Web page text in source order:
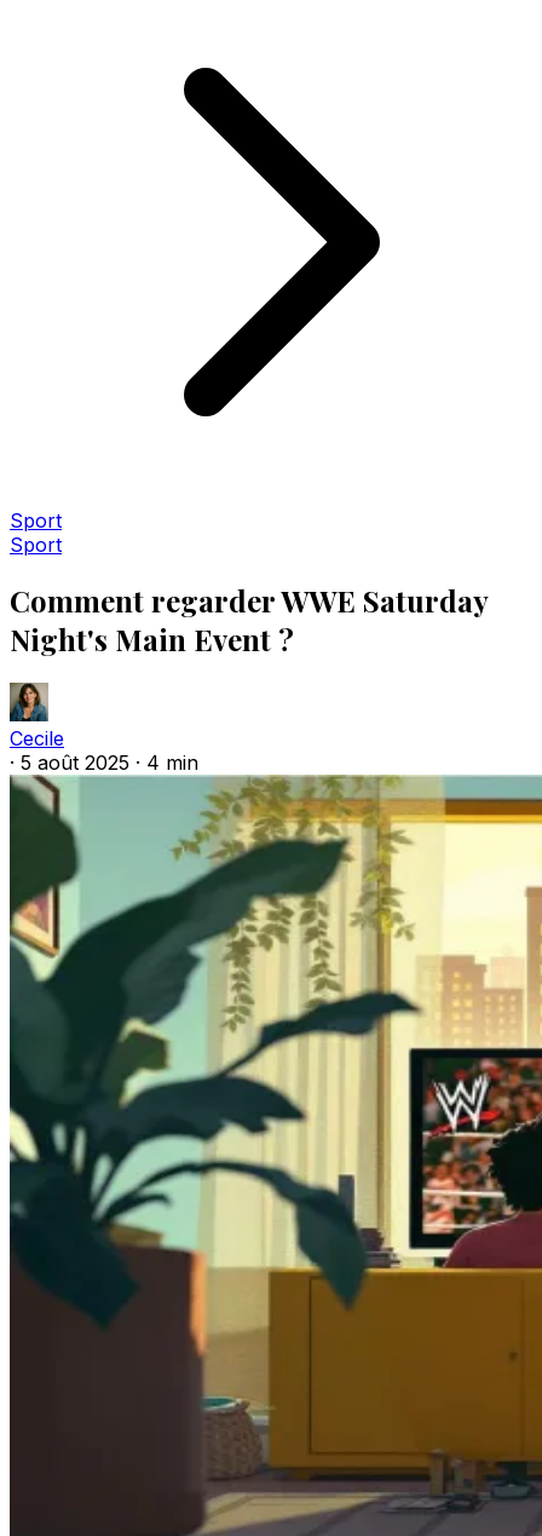
Sport
Sport
Comment regarder WWE Saturday
Night's Main Event ?
Cecile
· 5 août 2025 · 4 min